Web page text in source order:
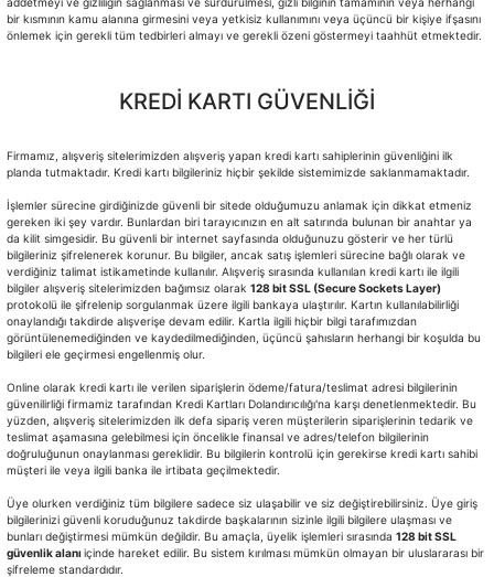
bir kısmının kamu alanına girmesini veya yetkisiz kullanımını veya üçüncü bir kişiye ifşasını
önlemek için gerekli tüm tedbirleri almayı ve gerekli özeni göstermeyi taahhüt etmektedir.
KREDİ KARTI GÜVENLİĞİ
Firmamız, alışveriş sitelerimizden alışveriş yapan kredi kartı sahiplerinin güvenliğini ilk
planda tutmaktadır. Kredi kartı bilgileriniz hiçbir şekilde sistemimizde saklanmamaktadır.
İşlemler sürecine girdiğinizde güvenli bir sitede olduğumuzu anlamak için dikkat etmeniz
gereken iki şey vardır. Bunlardan biri tarayıcınızın en alt satırında bulunan bir anahtar ya
da kilit simgesidir. Bu güvenli bir internet sayfasında olduğunuzu gösterir ve her türlü
bilgileriniz şifrelenerek korunur. Bu bilgiler, ancak satış işlemleri sürecine bağlı olarak ve
verdiğiniz talimat istikametinde kullanılır. Alışveriş sırasında kullanılan kredi kartı ile ilgili
bilgiler alışveriş sitelerimizden bağımsız olarak 128 bit SSL (Secure Sockets Layer)
protokolü ile şifrelenip sorgulanmak üzere ilgili bankaya ulaştırılır. Kartın kullanılabilirliği
onaylandığı takdirde alışverişe devam edilir. Kartla ilgili hiçbir bilgi tarafımızdan
görüntülenemediğinden ve kaydedilmediğinden, üçüncü şahısların herhangi bir koşulda bu
bilgileri ele geçirmesi engellenmiş olur.
Online olarak kredi kartı ile verilen siparişlerin ödeme/fatura/teslimat adresi bilgilerinin
güvenilirliği firmamiz tarafından Kredi Kartları Dolandırıcılığı'na karşı denetlenmektedir. Bu
yüzden, alışveriş sitelerimizden ilk defa sipariş veren müşterilerin siparişlerinin tedarik ve
teslimat aşamasına gelebilmesi için öncelikle finansal ve adres/telefon bilgilerinin
doğruluğunun onaylanması gereklidir. Bu bilgilerin kontrolü için gerekirse kredi kartı sahibi
müşteri ile veya ilgili banka ile irtibata geçilmektedir.
Üye olurken verdiğiniz tüm bilgilere sadece siz ulaşabilir ve siz değiştirebilirsiniz. Üye giriş
bilgilerinizi güvenli koruduğunuz takdirde başkalarının sizinle ilgili bilgilere ulaşması ve
bunları değiştirmesi mümkün değildir. Bu amaçla, üyelik işlemleri sırasında 128 bit SSL
güvenlik alanıiçinde hareket edilir. Bu sistem kırılması mümkün olmayan bir uluslararası bir
şifreleme standardıdır.